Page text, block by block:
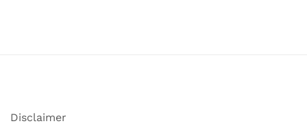
Disclaimer